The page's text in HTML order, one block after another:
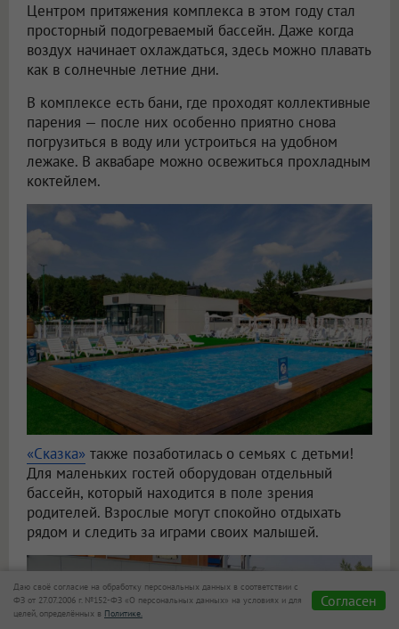
Центром притяжения комплекса в этом году стал
просторный подогреваемый бассейн. Даже когда
воздух начинает охлаждаться, здесь можно плавать
как в солнечные летние дни.
В комплексе есть бани, где проходят коллективные
парения — после них особенно приятно снова
погрузиться в воду или устроиться на удобном
лежаке. В аквабаре можно освежиться прохладным
коктейлем.
«Сказка» также позаботилась о семьях с детьми!
Для маленьких гостей оборудован отдельный
бассейн, который находится в поле зрения
родителей. Взрослые могут спокойно отдыхать
рядом и следить за играми своих малышей.
Даю своё согласие на обработку персональных данных в соответствии с
ФЗ от 27.07.2006 г. №152-ФЗ «О персональных данных» на условиях и для
целей, определённых в Политике.
Согласен